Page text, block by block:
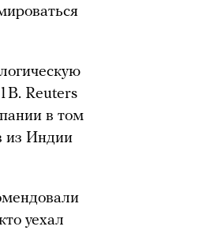
Reuters
в том
из Индии
уехал